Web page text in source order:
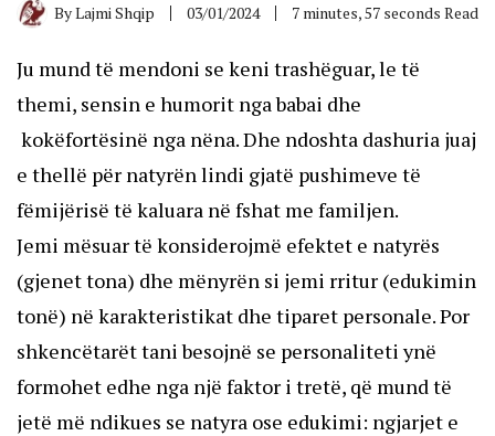
ByLajmi Shqip 03/01/2024 7 minutes, 57 seconds Read
Ju mund të mendoni se keni trashëguar, le të
themi, sensin e humorit nga babai dhe
kokëfortësinë nga nëna. Dhe ndoshta dashuria juaj
e thellë për natyrën lindi gjatë pushimeve të
fëmijërisë të kaluara në fshat me familjen.
Jemi mësuar të konsiderojmë efektet e natyrës
(gjenet tona) dhe mënyrën si jemi rritur (edukimin
tonë) në karakteristikat dhe tiparet personale. Por
shkencëtarët tani besojnë se personaliteti ynë
formohet edhe nga një faktor i tretë, që mund të
jetë më ndikues se natyra ose edukimi: ngjarjet e